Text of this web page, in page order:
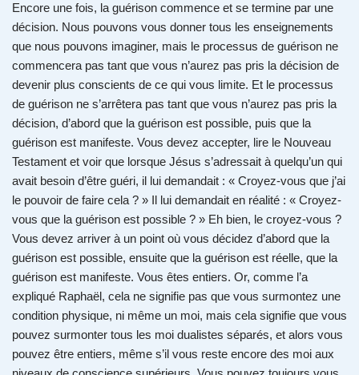
Encore une fois, la guérison commence et se termine par une
décision. Nous pouvons vous donner tous les enseignements
que nous pouvons imaginer, mais le processus de guérison ne
commencera pas tant que vous n’aurez pas pris la décision de
devenir plus conscients de ce qui vous limite. Et le processus
de guérison ne s’arrêtera pas tant que vous n’aurez pas pris la
décision, d’abord que la guérison est possible, puis que la
guérison est manifeste. Vous devez accepter, lire le Nouveau
Testament et voir que lorsque Jésus s’adressait à quelqu’un qui
avait besoin d’être guéri, il lui demandait : « Croyez-vous que j’ai
le pouvoir de faire cela ? » Il lui demandait en réalité : « Croyez-
vous que la guérison est possible ? » Eh bien, le croyez-vous ?
Vous devez arriver à un point où vous décidez d’abord que la
guérison est possible, ensuite que la guérison est réelle, que la
guérison est manifeste. Vous êtes entiers. Or, comme l’a
expliqué Raphaël, cela ne signifie pas que vous surmontez une
condition physique, ni même un moi, mais cela signifie que vous
pouvez surmonter tous les moi dualistes séparés, et alors vous
pouvez être entiers, même s’il vous reste encore des moi aux